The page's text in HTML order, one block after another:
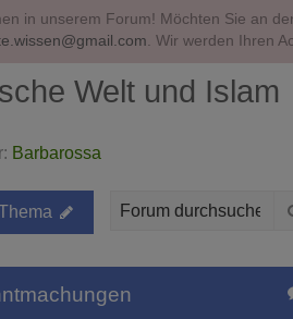
in unserem Forum! Möchten Sie an
. Wir werden Ihren
Welt und Islam
Barbarossa